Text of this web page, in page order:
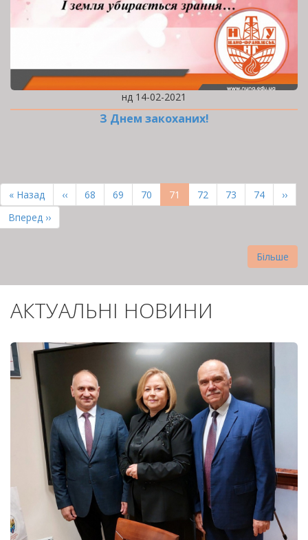
нд 14-02-2021
З Днем закоханих!
НА
СТОРІНКИ
Перша
сторінка
« Назад
Попередня
сторінка
‹‹ Page
68 Page
69 Page
70
Поточна
сторінка
71 Page
72 Page
73 Page
74
››
Остання
сторінка
Вперед ››
Більше
АКТУАЛЬНІ НОВИНИ